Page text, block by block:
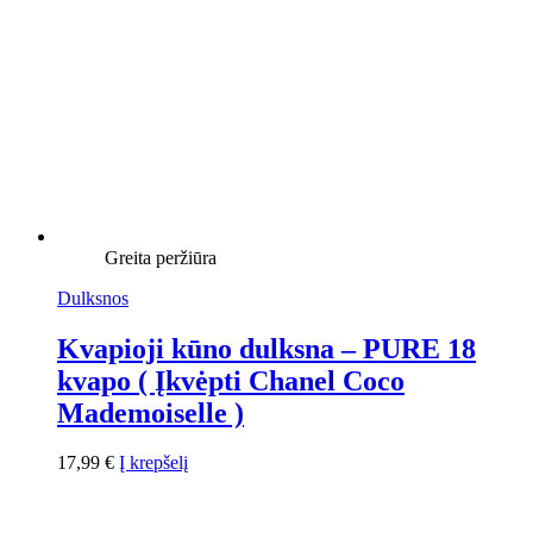
Greita peržiūra
Dulksnos
Kvapioji kūno dulksna – PURE 18
kvapo ( Įkvėpti Chanel Coco
Mademoiselle )
17,99 € Į krepšelį